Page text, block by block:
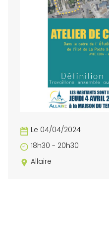
Le 04/04/2024
18h30 - 20h30
Allaire